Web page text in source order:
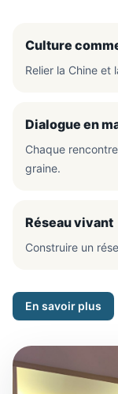
Culture
Relier la Chine et
Dialogue en
Chaque
graine.
Réseau vivant
Construire un
En savoir plus